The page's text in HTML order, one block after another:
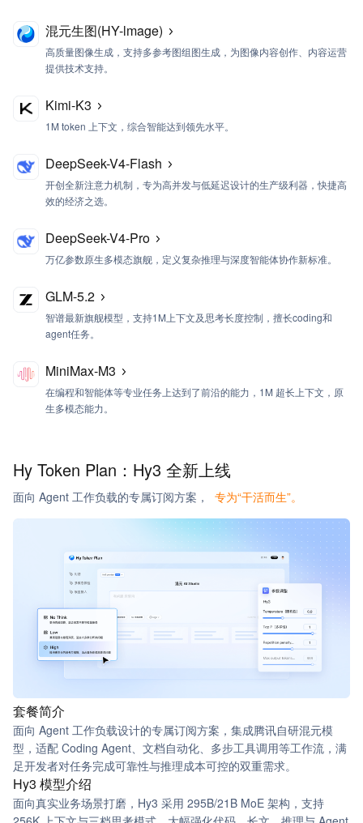
混元生图(HY-lmage)
高质量图像生成，支持多参考图组图生成，为图像内容创作、内容运营
提供技术支持。
Kimi-K3
1M token 上下文，综合智能达到领先水平。
DeepSeek-V4-Flash
开创全新注意力机制，专为高并发与低延迟设计的生产级利器，快捷高
效的经济之选。
DeepSeek-V4-Pro
万亿参数原生多模态旗舰，定义复杂推理与深度智能体协作新标准。
GLM-5.2
智谱最新旗舰模型，支持1M上下文及思考长度控制，擅长coding和
agent任务。
MiniMax-M3
在编程和智能体等专业任务上达到了前沿的能力，1M 超长上下文， 原
生多模态能力。
Hy Token Plan： Hy3 全新上线
面向 Agent 工作负载的专属订阅方案， 专为“干活而生”。
套餐简介
面向 Agent 工作负载设计的专属订阅方案，集成腾讯自研混元模
型，适配 Coding Agent、文档自动化、多步工具调用等工作流，满
足开发者对任务完成可靠性与推理成本可控的双重需求。
Hy3 模型介绍
面向真实业务场景打磨，Hy3 采用 295B/21B MoE 架构，支持